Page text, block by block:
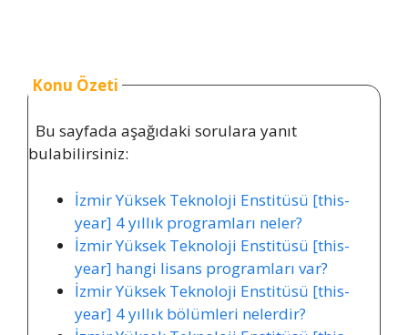
Konu Özeti
Bu sayfada aşağıdaki sorulara yanıt
bulabilirsiniz:
İzmir Yüksek Teknoloji Enstitüsü [this-
year] 4 yıllık programları neler?
İzmir Yüksek Teknoloji Enstitüsü [this-
year] hangi lisans programları var?
İzmir Yüksek Teknoloji Enstitüsü [this-
year] 4 yıllık bölümleri nelerdir?